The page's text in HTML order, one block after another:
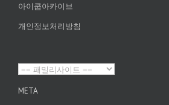
아이쿱아카이브
개인정보처리방침
META